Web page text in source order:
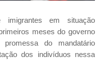
em situação
meses do governo
do mandatário
dos indivíduos nessa